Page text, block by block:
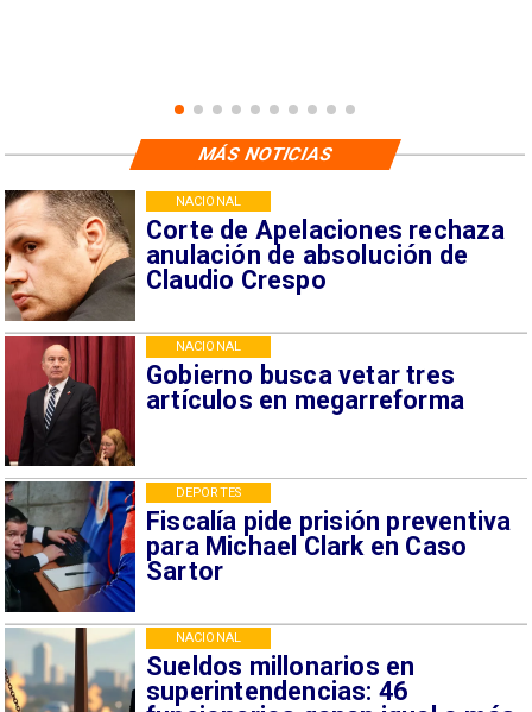
Corte de Apelaciones rechaza
anulación de absolución de
Claudio Crespo
NACIONAL
Gobierno busca vetar tres
artículos en megarreforma
NACIONAL
Fiscalía pide prisión preventiva
para Michael Clark en Caso
Sartor
DEPORTES
Sueldos millonarios en
superintendencias: 46
NACIONAL
MÁS NOTICIAS